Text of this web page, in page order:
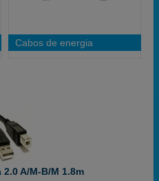
Cabos de energia
A/M-B/M 1.8m